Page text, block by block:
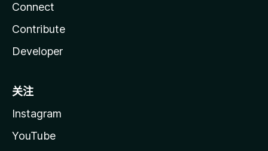
Connect
Contribute
Developer
关注
Instagram
YouTube